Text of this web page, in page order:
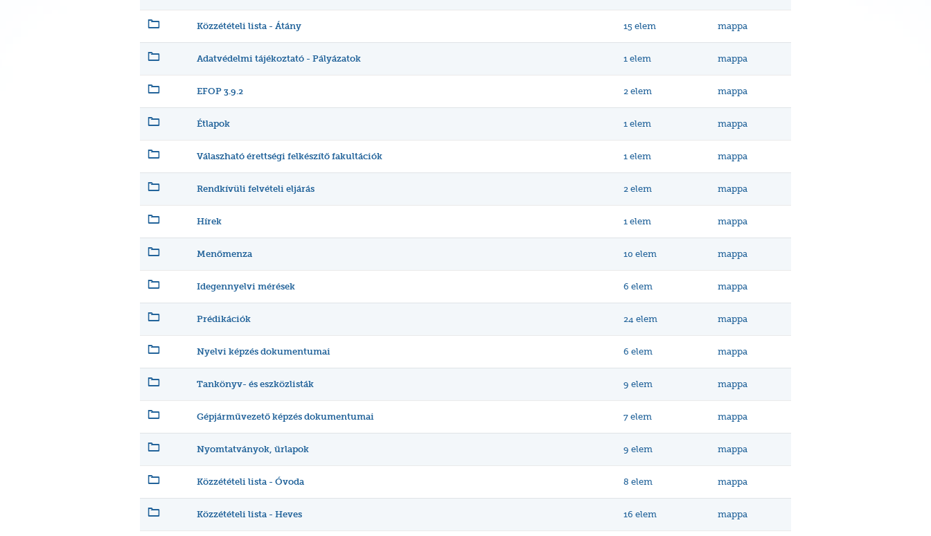
Közzétételi lista - Átány 15 elem mappa
Adatvédelmi tájékoztató - Pályázatok 1 elem mappa
EFOP 3.9.2 2 elem mappa
Étlapok 1 elem mappa
Válaszható érettségi felkészítő fakultációk 1 elem mappa
Rendkívüli felvételi eljárás 2 elem mappa
Hírek 1 elem mappa
Menőmenza 10 elem mappa
Idegennyelvi mérések 6 elem mappa
Prédikációk 24 elem mappa
Nyelvi képzés dokumentumai 6 elem mappa
Tankönyv- és eszközlisták 9 elem mappa
Gépjárművezető képzés dokumentumai 7 elem mappa
Nyomtatványok, űrlapok 9 elem mappa
Közzétételi lista - Óvoda 8 elem mappa
Közzétételi lista - Heves 16 elem mappa